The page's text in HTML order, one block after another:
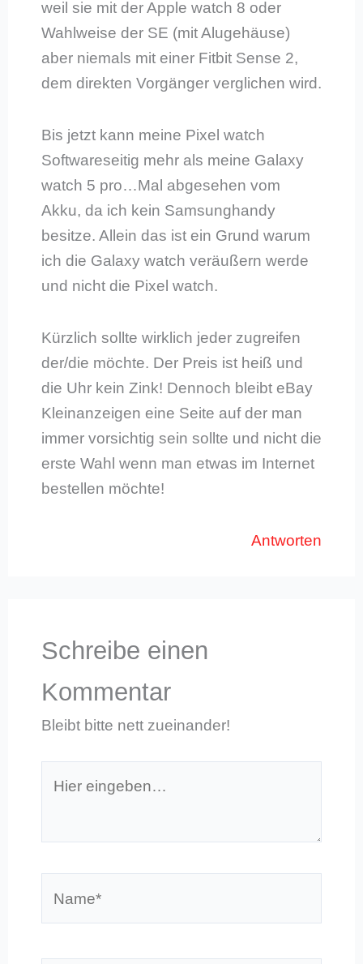
weil sie mit der Apple watch 8 oder
Wahlweise der SE (mit Alugehäuse)
aber niemals mit einer Fitbit Sense 2,
dem direkten Vorgänger verglichen wird.
Bis jetzt kann meine Pixel watch
Softwareseitig mehr als meine Galaxy
watch 5 pro…Mal abgesehen vom
Akku, da ich kein Samsunghandy
besitze. Allein das ist ein Grund warum
ich die Galaxy watch veräußern werde
und nicht die Pixel watch.
Kürzlich sollte wirklich jeder zugreifen
der/die möchte. Der Preis ist heiß und
die Uhr kein Zink! Dennoch bleibt eBay
Kleinanzeigen eine Seite auf der man
immer vorsichtig sein sollte und nicht die
erste Wahl wenn man etwas im Internet
bestellen möchte!
Antworten
Schreibe einen
Kommentar
Bleibt bitte nett zueinander!
eingeben…